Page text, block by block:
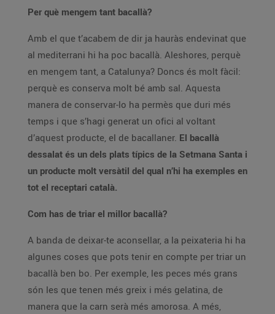
Per què mengem tant bacallà?
Amb el que t’acabem de dir ja hauràs endevinat que
al mediterrani hi ha poc bacallà. Aleshores, perquè
en mengem tant, a Catalunya? Doncs és molt fàcil:
perquè es conserva molt bé amb sal. Aquesta
manera de conservar-lo ha permès que duri més
temps i que s’hagi generat un ofici al voltant
d’aquest producte, el de bacallaner. El bacallà
dessalat és un dels plats típics de la Setmana Santa i
un producte molt versàtil del qual n’hi ha exemples en
tot el receptari català.
Com has de triar el millor bacallà?
A banda de deixar-te aconsellar, a la peixateria hi ha
algunes coses que pots tenir en compte per triar un
bacallà ben bo. Per exemple, les peces més grans
són les que tenen més greix i més gelatina, de
manera que la carn serà més amorosa. A més,